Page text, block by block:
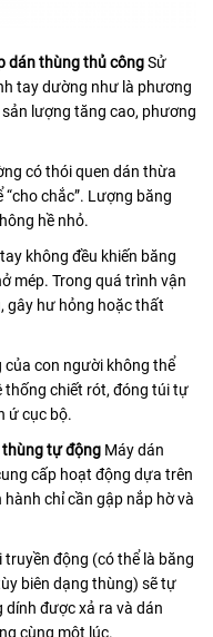
dán thùng thủ côngSử
tay dường như là phương
lượng tăng cao, phương
có thói quen dán thừa
chắc”. Lượng băng
hề nhỏ.
không đều khiến băng
mép. Trong quá trình vận
gây hư hỏng hoặc thất
của con người không thể
thống chiết rót, đóng túi tự
ứ cục bộ.
thùng tự động Máy dán
cấp hoạt động dựa trên
chỉ cần gập nắp hờ và
truyền động (có thể là băng
biên dạng thùng) sẽ tự
được xả ra và dán
cùng một lúc.